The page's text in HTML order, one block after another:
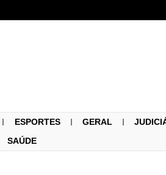
ESPORTES GERAL
SAÚDE